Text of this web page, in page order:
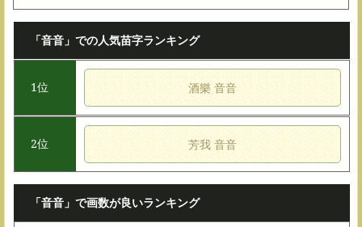
「音音」での人気苗字ランキング
1位 酒樂 音音
2位 芳我 音音
「音音」で画数が良いランキング